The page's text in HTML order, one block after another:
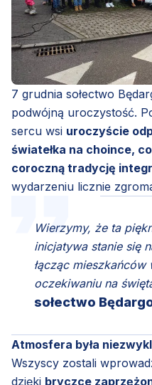
7 grudnia sołectwo
podwójną uroczystość.
sercu wsi uroczyście
światełka na choince,
coroczną tradycję
wydarzeniu licznie
Wierzymy, że ta
inicjatywa stanie się
łącząc mieszkańców
oczekiwaniu na
sołectwo
Atmosfera była
Wszyscy zostali
dzięki bryczce